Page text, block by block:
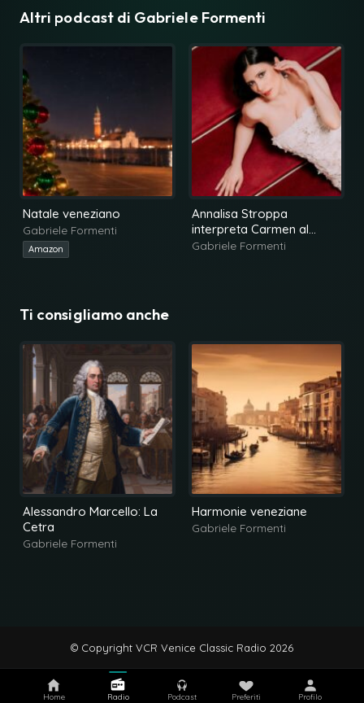
Altri podcast di Gabriele Formenti
Natale veneziano
Gabriele Formenti
Amazon
Annalisa Stroppa
interpreta Carmen al
Teatro La Fenice
Gabriele Formenti
Ti consigliamo anche
Alessandro Marcello: La
Cetra
Gabriele Formenti
Harmonie veneziane
Gabriele Formenti
© Copyright VCR Venice Classic Radio 2026
Home Radio Podcast Preferiti Profilo